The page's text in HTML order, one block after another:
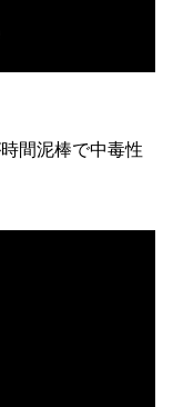
間泥棒で中毒性